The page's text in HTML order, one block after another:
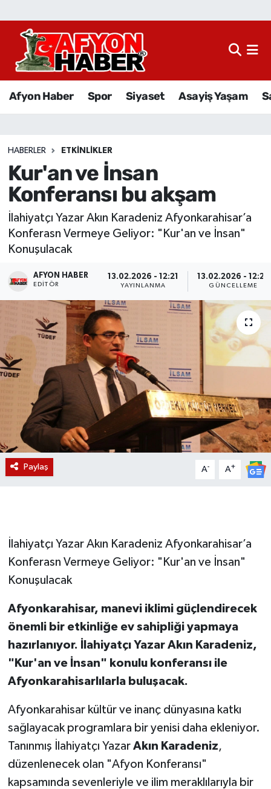
Afyon Haber Spor Siyaset Asayiş Yaşam
HABERLER ETKINLIKLER
Kur'an ve İnsan
Konferansı bu akşam
İlahiyatçı Yazar Akın Karadeniz Afyonkarahisar’a
Konferasn Vermeye Geliyor: "Kur'an ve İnsan"
Konuşulacak
AFYON HABER
EDITÖR
13.02.2026 - 12:21
YAYINLANMA
13.02.2026 - 12:22
GÜNCELLEME
Paylaş A- A+
İlahiyatçı Yazar Akın Karadeniz Afyonkarahisar’a
Konferasn Vermeye Geliyor: "Kur'an ve İnsan"
Konuşulacak
Afyonkarahisar, manevi iklimi güçlendirecek
önemli bir etkinliğe ev sahipliği yapmaya
hazırlanıyor. İlahiyatçı Yazar Akın Karadeniz,
"Kur'an ve İnsan" konulu konferansı ile
Afyonkarahisarlılarla buluşacak.
Afyonkarahisar kültür ve inanç dünyasına katkı
sağlayacak programlara bir yenisi daha ekleniyor.
Tanınmış İlahiyatçı Yazar Akın Karadeniz,
düzenlenecek olan "Afyon Konferansı"
kapsamında sevenleriyle ve ilim meraklılarıyla bir
Afyon Haber
Sağlık
Eğitim
Sivil Toplum
Etkinlikler